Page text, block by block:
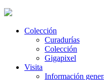
Colección
Curadurías
Colección
Gigapixel
Visita
Información